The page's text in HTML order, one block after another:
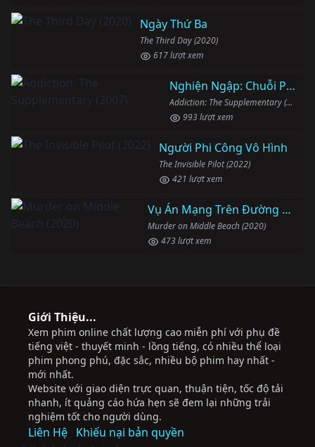
Ngày Thứ Ba
The Third Day (2020)
617 lượt xem
Nghiện Ngập: Chuỗi Phim Bổ Trợ
Addiction: The Supplementary (2007)
993 lượt xem
Người Phi Công Vô Hình
The Invisible Pilot (2022)
421 lượt xem
Vụ Án Mạng Trên Đường Middle Beach
Murder on Middle Beach (2020)
473 lượt xem
Giới Thiệu...
Xem phim online chất lượng cao miễn phí với phụ đề
tiếng việt - thuyết minh - lồng tiếng, có nhiều thể loại
phim phong phú, đặc sắc, nhiều bộ phim hay nhất -
mới nhất.
Website với giao diện trực quan, thuận tiện, tốc độ tải
nhanh, ít quảng cáo hứa hẹn sẽ đem lại những trải
nghiệm tốt cho người dùng.
Liên Hệ Khiếu nại bản quyền